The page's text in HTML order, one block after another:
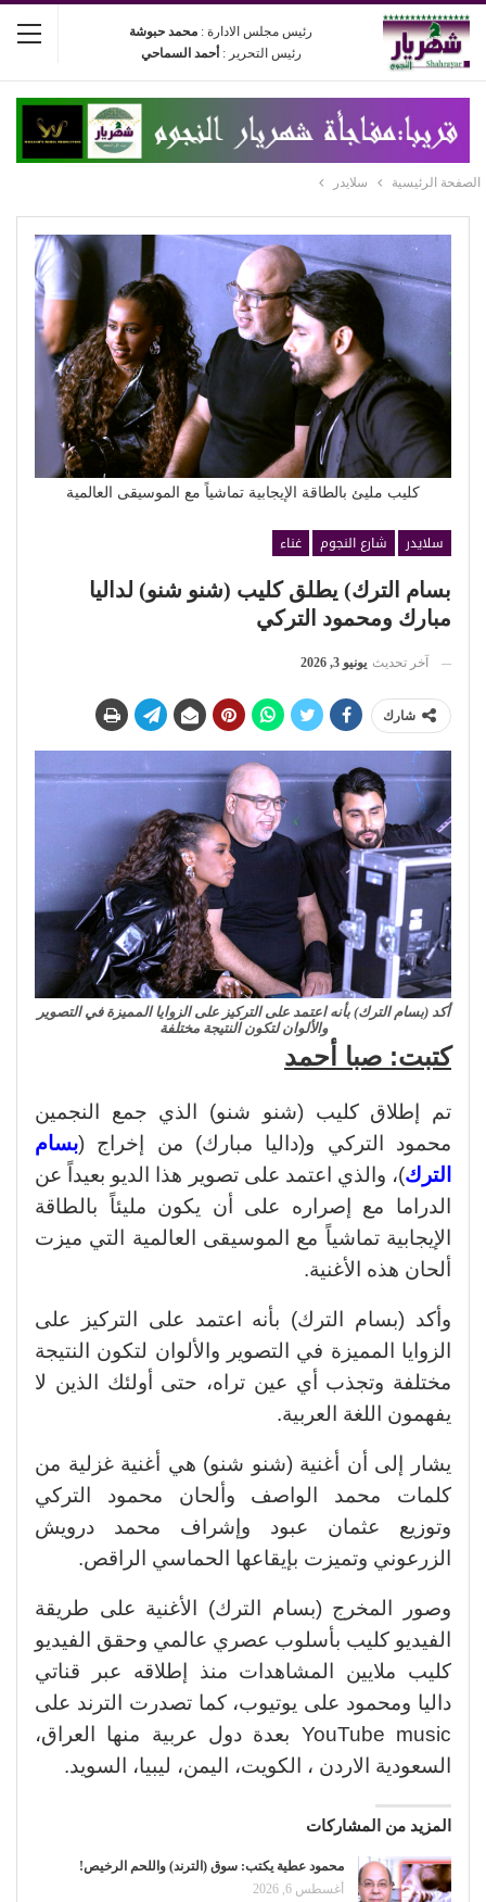
رئيس مجلس الادارة : محمد حبوشة
رئيس التحرير : أحمد السماحي
الصفحة الرئيسية سلايدر
كليب مليئ بالطاقة الإيجابية تماشياً مع الموسيقى العالمية
سلايدر شارع النجوم
غناء
بسام الترك) يطلق كليب (شنو شنو) لداليا
مبارك ومحمود التركي
آخر تحديث يونيو 3, 2026
شارك
أكد (بسام الترك) بأنه اعتمد على التركيز على الزوايا المميزة في التصوير
والألوان لتكون النتيجة مختلفة
كتبت: صبا أحمد
تم إطلاق كليب (شنو شنو) الذي جمع النجمين
محمود التركي و(داليا مبارك) من إخراج (بسام
الترك)، والذي اعتمد على تصوير هذا الديو بعيداً عن
الدراما مع إصراره على أن يكون مليئاً بالطاقة
الإيجابية تماشياً مع الموسيقى العالمية التي ميزت
ألحان هذه الأغنية.
وأكد (بسام الترك) بأنه اعتمد على التركيز على
الزوايا المميزة في التصوير والألوان لتكون النتيجة
مختلفة وتجذب أي عين تراه، حتى أولئك الذين لا
يفهمون اللغة العربية.
يشار إلى أن أغنية (شنو شنو) هي أغنية غزلية من
كلمات محمد الواصف وألحان محمود التركي
وتوزيع عثمان عبود وإشراف محمد درويش
الزرعوني وتميزت بإيقاعها الحماسي الراقص.
وصور المخرج (بسام الترك) الأغنية على طريقة
الفيديو كليب بأسلوب عصري عالمي وحقق الفيديو
كليب ملايين المشاهدات منذ إطلاقه عبر قناتي
داليا ومحمود على يوتيوب، كما تصدرت الترند على
YouTube music بعدة دول عربية منها العراق،
السعودية الاردن ، الكويت، اليمن، ليبيا، السويد.
المزيد من المشاركات
محمود عطية يكتب: سوق (الترند) واللحم الرخيص!
أغسطس 6, 2026